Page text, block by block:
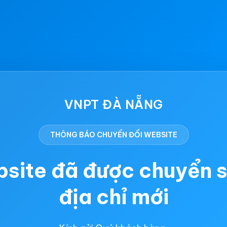
VNPT ĐÀ NẴNG
THÔNG BÁO CHUYỂN ĐỔI WEBSITE
đã được chuyển
địa chỉ mới